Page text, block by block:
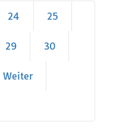
24 25
29 30
Weiter